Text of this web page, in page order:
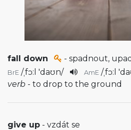
fall down - spadnout,
BrE /ˌfɔ:l 'daʊn/ AmE /ˌfɔ:l
verb - to drop to the ground
give up - vzdát se